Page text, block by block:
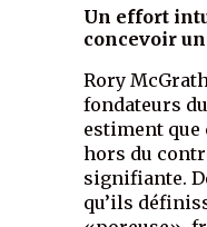
Un effort
concevoir
Rory
fondateurs
estiment que
hors du
signifiante.
qu’ils